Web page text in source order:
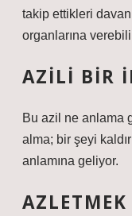
takip ettikleri
organlarına
AZILI BIR
Bu azil ne anlama
alma; bir şeyi
anlamına geliyor.